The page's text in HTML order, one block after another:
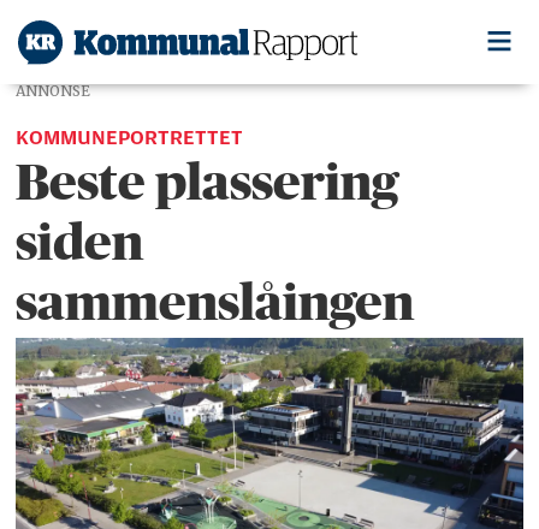
ANNONSE
KOMMUNEPORTRETTET
Beste plassering
siden
sammenslåingen